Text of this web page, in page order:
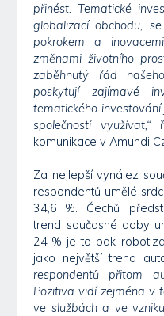
přinést. Tematické
globalizací obchodu,
pokrokem a
změnami životního
zaběhnutý řád
poskytují zajímavé
tematického
společností využívat,“
komunikace v Amundi
Za nejlepší vynález
respondentů umělé
34,6 %. Čechů
trend současné doby
24 % je to pak
jako největší trend
respondentů přitom
Pozitiva vidí zejména v
ve službách a ve